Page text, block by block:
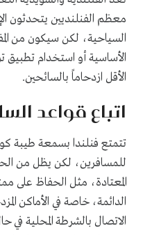
معظم الفنلنديين يتحدثون
السياحية، لكن سيكون من
الأساسية أو استخدام تطبيق
الأقل ازدحاماً بالسائحين.
اتباع قواعد
تتمتع فنلندا بسمعة طيبة
للمسافرين، لكن يظل من
المعتادة، مثل الحفاظ على
الدائمة، خاصة في الأماكن
الاتصال بالشرطة المحلية